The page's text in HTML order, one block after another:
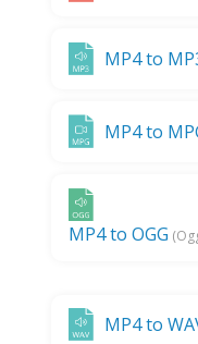
MP4 to
MP4 to
MP4 to OGG
MP4 to